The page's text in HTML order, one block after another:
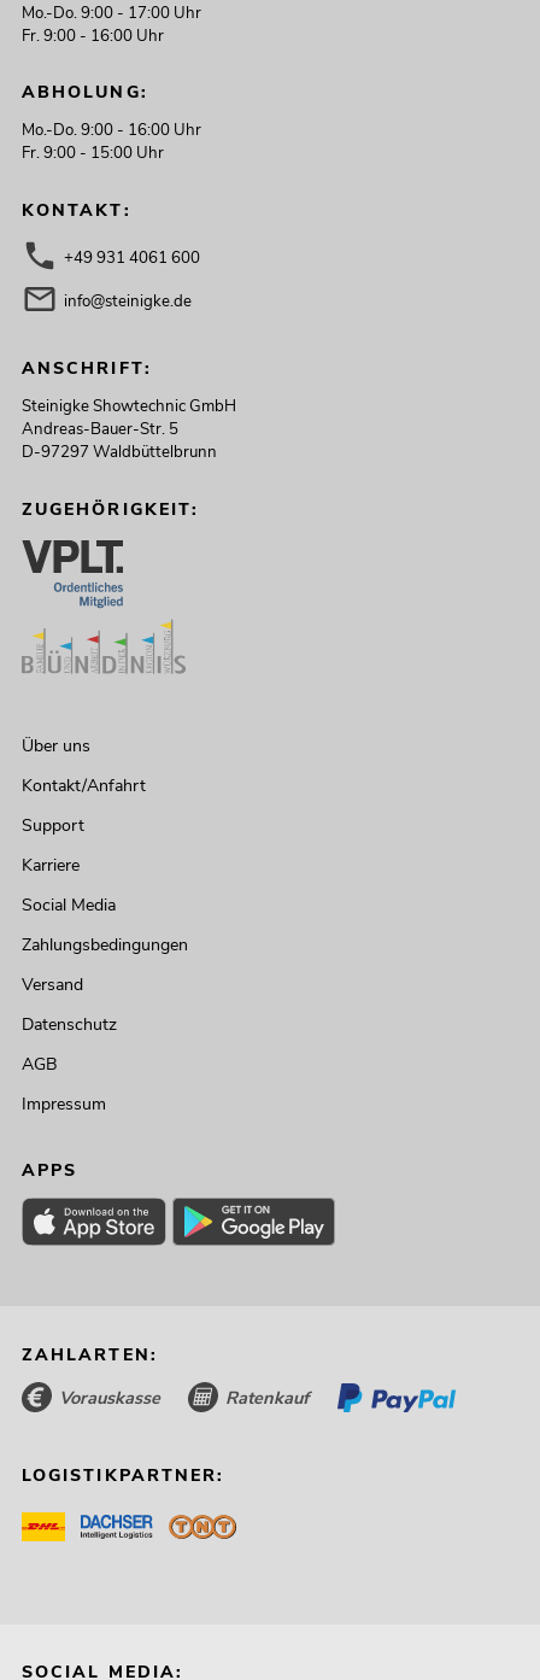
Mo.-Do. 9:00 - 17:00 Uhr
Fr. 9:00 - 16:00 Uhr
ABHOLUNG:
Mo.-Do. 9:00 - 16:00 Uhr
Fr. 9:00 - 15:00 Uhr
KONTAKT:
+49 931 4061 600
info@steinigke.de
ANSCHRIFT:
Steinigke Showtechnic GmbH
Andreas-Bauer-Str. 5
D-97297 Waldbüttelbrunn
ZUGEHÖRIGKEIT:
Über uns
Kontakt/Anfahrt
Support
Karriere
Social Media
Zahlungsbedingungen
Versand
Datenschutz
AGB
Impressum
APPS
ZAHLARTEN:
Vorauskasse Ratenkauf
LOGISTIKPARTNER:
SOCIAL MEDIA: